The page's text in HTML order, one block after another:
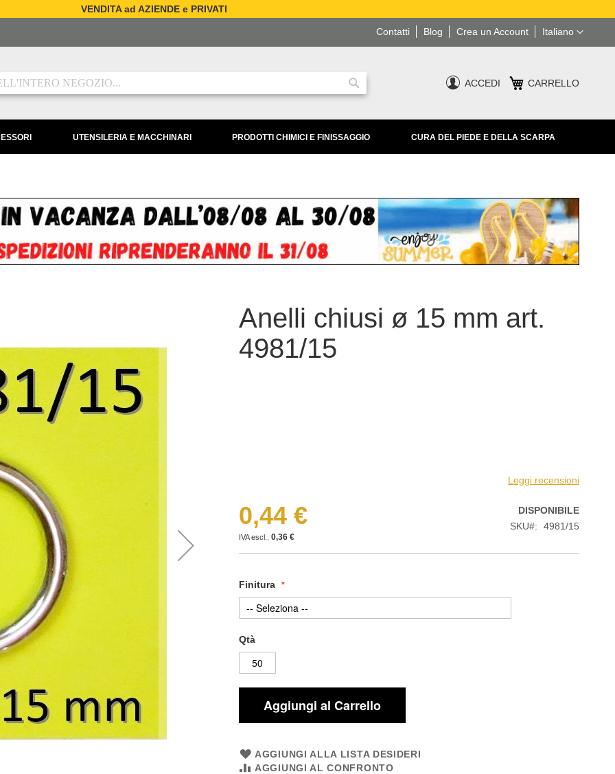
VENDITA ad AZIENDE e PRIVATI
Lingua
Italiano
Blog Crea un Account
Contatti
Ricerca
ACCEDI CARRELLO
UTENSILERIA E MACCHINARI PRODOTTI CHIMICI E FINISSAGGIO CURA DEL PIEDE E DELLA SCARPA
Anelli chiusi ø 15 mm art.
4981/15
Leggi recensioni
0,44 €
0,36 €
DISPONIBILE
SKU
4981/15
Finitura
Qtà
Aggiungi al Carrello
AGGIUNGI ALLA LISTA DESIDERI
AGGIUNGI AL CONFRONTO